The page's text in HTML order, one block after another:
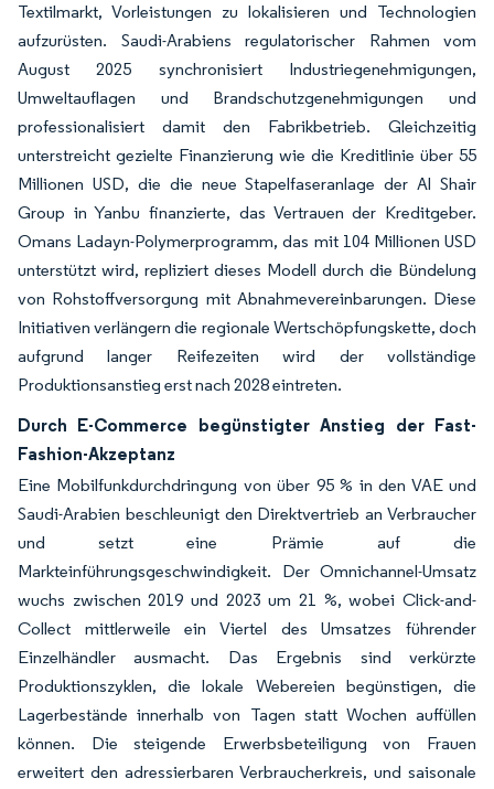
Textilmarkt, Vorleistungen zu lokalisieren und Technologien
aufzurüsten. Saudi-Arabiens regulatorischer Rahmen vom
August 2025 synchronisiert Industriegenehmigungen,
Umweltauflagen und Brandschutzgenehmigungen und
professionalisiert damit den Fabrikbetrieb. Gleichzeitig
unterstreicht gezielte Finanzierung wie die Kreditlinie über 55
Millionen USD, die die neue Stapelfaseranlage der Al Shair
Group in Yanbu finanzierte, das Vertrauen der Kreditgeber.
Omans Ladayn-Polymerprogramm, das mit 104 Millionen USD
unterstützt wird, repliziert dieses Modell durch die Bündelung
von Rohstoffversorgung mit Abnahmevereinbarungen. Diese
Initiativen verlängern die regionale Wertschöpfungskette, doch
aufgrund langer Reifezeiten wird der vollständige
Produktionsanstieg erst nach 2028 eintreten.
Durch E-Commerce begünstigter Anstieg der Fast-
Fashion-Akzeptanz
Eine Mobilfunkdurchdringung von über 95 % in den VAE und
Saudi-Arabien beschleunigt den Direktvertrieb an Verbraucher
und setzt eine Prämie auf die
Markteinführungsgeschwindigkeit. Der Omnichannel-Umsatz
wuchs zwischen 2019 und 2023 um 21 %, wobei Click-and-
Collect mittlerweile ein Viertel des Umsatzes führender
Einzelhändler ausmacht. Das Ergebnis sind verkürzte
Produktionszyklen, die lokale Webereien begünstigen, die
Lagerbestände innerhalb von Tagen statt Wochen auffüllen
können. Die steigende Erwerbsbeteiligung von Frauen
erweitert den adressierbaren Verbraucherkreis, und saisonale